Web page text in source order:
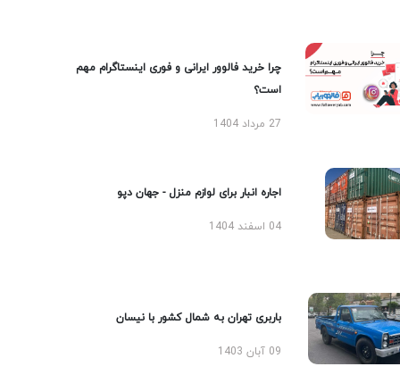
چرا خرید فالوور ایرانی و فوری اینستاگرام مهم
است؟
27 مرداد 1404
اجاره انبار برای لوازم منزل - جهان دپو
04 اسفند 1404
باربری تهران به شمال کشور با نیسان
09 آبان 1403